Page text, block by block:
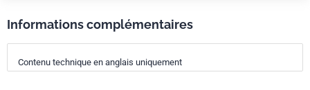
Informations complémentaires
Contenu technique en anglais uniquement